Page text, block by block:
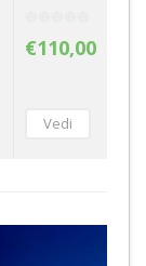
€110,00